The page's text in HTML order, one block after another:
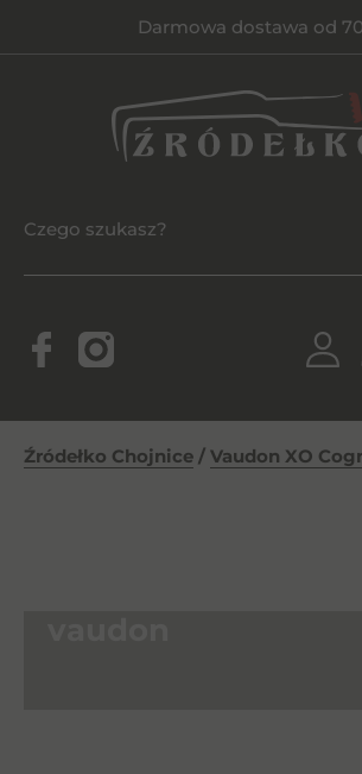
Darmowa dostawa od
Źródełko Chojnice / Vaudon XO